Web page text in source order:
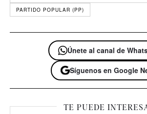
PARTIDO POPULAR (PP)
Únete al canal de
Síguenos en Google
TE PUEDE